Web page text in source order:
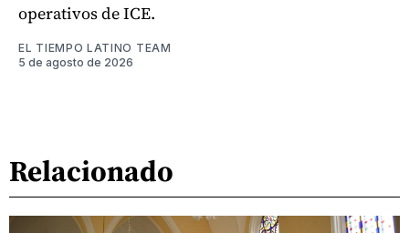
operativos de ICE.
EL TIEMPO LATINO TEAM
5 de agosto de 2026
Relacionado